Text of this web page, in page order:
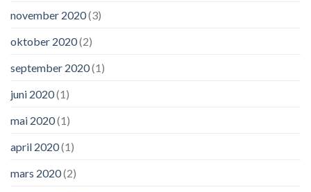
november 2020(3)
oktober 2020(2)
september 2020(1)
juni 2020(1)
mai 2020(1)
april 2020(1)
mars 2020(2)